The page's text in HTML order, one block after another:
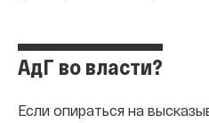
АдГ во власти?
Если опираться на